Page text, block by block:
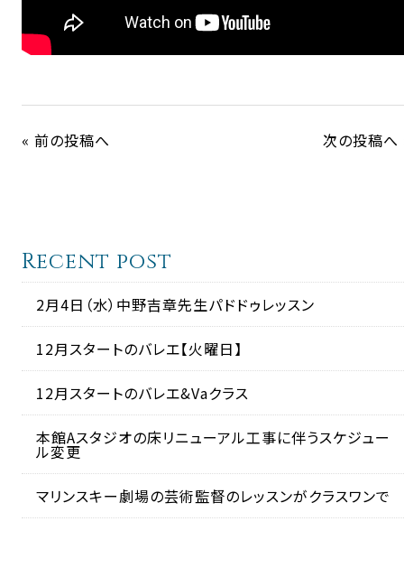
« 前の投稿へ 次の投稿へ
Recent post
2月4日（水）中野吉章先生パドドゥレッスン
12月スタートのバレエ【火曜日】
12月スタートのバレエ&Vaクラス
本館Aスタジオの床リニューアル工事に伴うスケジュー
ル変更
マリンスキー劇場の芸術監督のレッスンがクラスワンで